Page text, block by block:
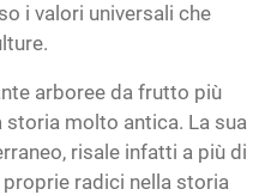
i valori universali che
arboree da frutto più
molto antica. La sua
risale infatti a più di
radici nella storia